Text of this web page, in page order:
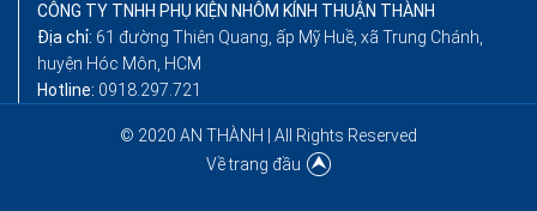
CÔNG TY TNHH PHỤ KIỆN NHÔM KÍNH THUẬN THÀNH
Địa chỉ: 61 đường Thiên Quang, ấp Mỹ Huề, xã Trung Chánh,
huyện Hóc Môn, HCM
Hotline: 0918.297.721
© 2020 AN THÀNH | All Rights Reserved
Về trang đầu